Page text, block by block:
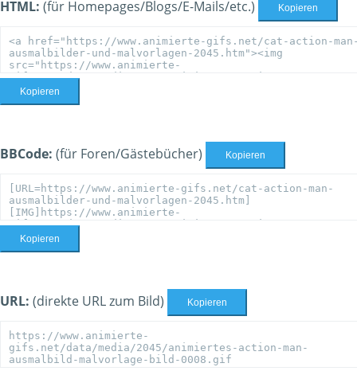
HTML: (für Homepages/Blogs/E-Mails/etc.) Kopieren
Kopieren
BBCode: (für Foren/Gästebücher) Kopieren
Kopieren
URL: (direkte URL zum Bild) Kopieren